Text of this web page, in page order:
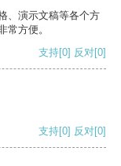
、演示文稿等各个方
常方便。
支持[0] 反对[0]
支持[0] 反对[0]